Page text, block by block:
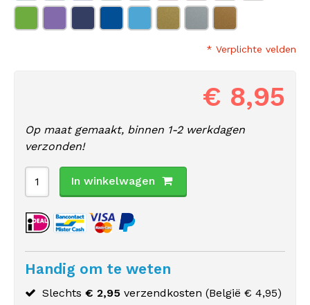
* Verplichte velden
€ 8,95
Op maat gemaakt, binnen 1-2 werkdagen
verzonden!
In winkelwagen
Handig om te weten
Slechts € 2,95 verzendkosten (België € 4,95)